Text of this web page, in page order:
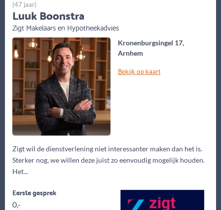
Kronenburgsingel 17,
Arnhem
Bekijk op kaart
Zigt wil de dienstverlening niet interessanter maken dan het is.
Sterker nog, we willen deze juist zo eenvoudig mogelijk houden.
Het...
(47 jaar)
Luuk Boonstra
Zigt Makelaars en Hypotheekadvies
Eerste gesprek
0,-